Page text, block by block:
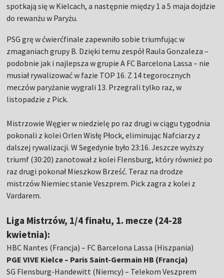
spotkają się w Kielcach, a następnie między 1 a 5 maja dojdzie
do rewanżu w Paryżu.
PSG grę w ćwierćfinale zapewniło sobie triumfując w
zmaganiach grupy B. Dzięki temu zespół Raula Gonzaleza –
podobnie jak i najlepsza w grupie A FC Barcelona Lassa – nie
musiał rywalizować w fazie TOP 16. Z 14 tegorocznych
meczów paryżanie wygrali 13. Przegrali tylko raz, w
listopadzie z Pick.
Mistrzowie Węgier w niedzielę po raz drugi w ciągu tygodnia
pokonali z kolei Orlen Wisłę Płock, eliminując Nafciarzy z
dalszej rywalizacji. W Segedynie było 23:16. Jeszcze wyższy
triumf (30:20) zanotował z kolei Flensburg, który również po
raz drugi pokonał Mieszkow Brześć. Teraz na drodze
mistrzów Niemiec stanie Veszprem. Pick zagra z kolei z
Vardarem.
Liga Mistrzów, 1/4 finału, 1. mecze (24-28
kwietnia):
HBC Nantes (Francja) – FC Barcelona Lassa (Hiszpania)
PGE VIVE Kielce – Paris Saint-Germain HB (Francja)
SG Flensburg-Handewitt (Niemcy) – Telekom Veszprem